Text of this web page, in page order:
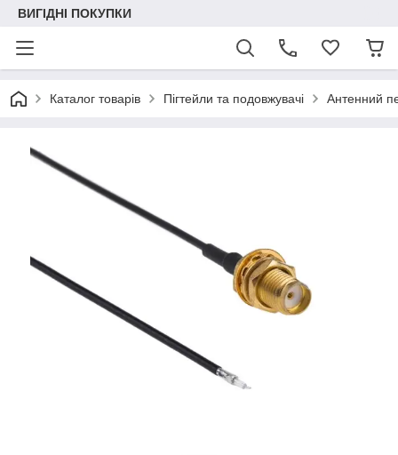
ВИГІДНІ ПОКУПКИ
Каталог товарів Пігтейли та подовжувачі Антенний